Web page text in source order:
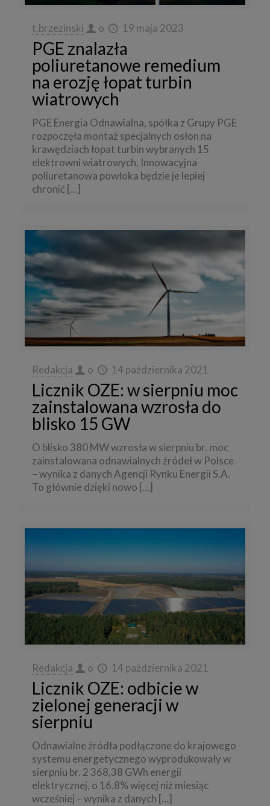
t.brzezinski o 19 maja 2023
PGE znalazła
poliuretanowe remedium
na erozję łopat turbin
wiatrowych
PGE Energia Odnawialna, spółka z Grupy PGE
rozpoczęła montaż specjalnych osłon na
krawędziach łopat turbin wybranych 15
elektrowni wiatrowych. Innowacyjna
poliuretanowa powłoka będzie je lepiej
chronić […]
Redakcja o 14 października 2021
Licznik OZE: w sierpniu moc
zainstalowana wzrosła do
blisko 15 GW
O blisko 380 MW wzrosła w sierpniu br. moc
zainstalowana odnawialnych źródeł w Polsce
– wynika z danych Agencji Rynku Energii S.A.
To głównie dzięki nowo […]
Redakcja o 14 października 2021
Licznik OZE: odbicie w
zielonej generacji w
sierpniu
Odnawialne źródła podłączone do krajowego
systemu energetycznego wyprodukowały w
sierpniu br. 2 368,38 GWh energii
elektrycznej, o 16,8% więcej niż miesiąc
wcześniej – wynika z danych […]